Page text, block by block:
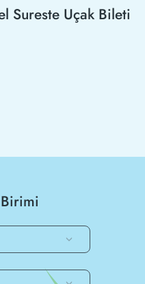
Sureste Uçak Bileti